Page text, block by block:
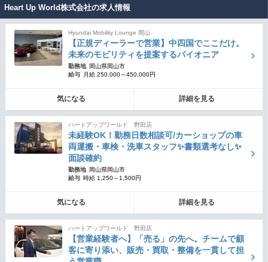
Heart Up World株式会社の求人情報
Hyundai Mobility Lounge 岡山
【正規ディーラーで営業】中四国でここだけ。
未来のモビリティを提案するパイオニア
勤務地 岡山県岡山市
給与
月給 250,000～450,000円
気になる 詳細を見る
ハートアップワールド 野田店
未経験OK！勤務日数相談可/カーショップの車
両運搬・車検・洗車スタッフ✨書類選考なし✨
面談確約
勤務地 岡山県岡山市
給与 時給 1,250～1,500円
気になる 詳細を見る
ハートアップワールド 野田店
【営業経験者へ】「売る」の先へ。チームで顧
客に寄り添い、販売・買取・整備を一貫して担